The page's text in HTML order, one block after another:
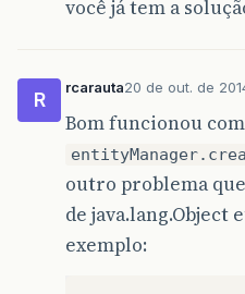
você já tem a
R
rcarauta20 de out. de
Bom funcionou com
outro problema
de
exemplo: